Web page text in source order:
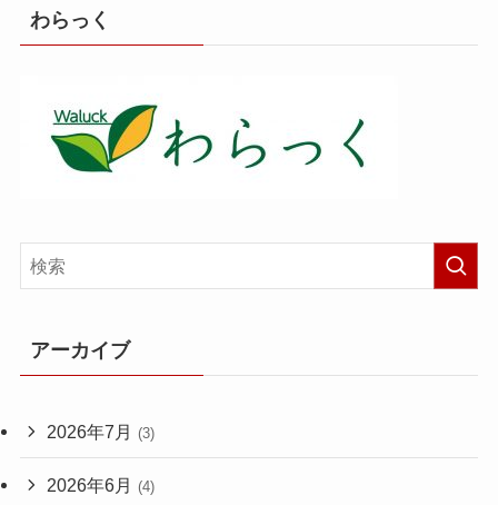
わらっく
アーカイブ
2026年7月 (3)
2026年6月 (4)